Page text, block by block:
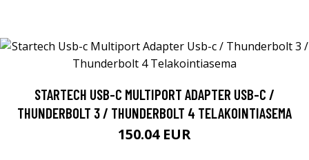
STARTECH USB-C MULTIPORT ADAPTER USB-C /
THUNDERBOLT 3 / THUNDERBOLT 4 TELAKOINTIASEMA
150.04 EUR